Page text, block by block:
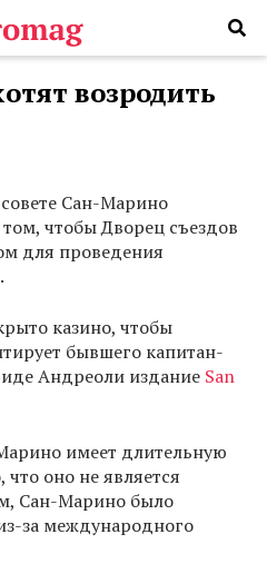
возродить
Сан-Марино
чтобы Дворец съездов
для проведения
казино, чтобы
бывшего капитан-
Андреоли издание San
имеет длительную
оно не является
Сан-Марино было
за международного